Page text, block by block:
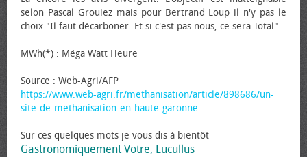
selon Pascal Grouiez mais pour Bertrand Loup il n'y pas le
choix "Il faut décarboner. Et si c'est pas nous, ce sera Total".
MWh(*) : Méga Watt Heure
Source : Web-Agri/AFP
https://www.web-agri.fr/methanisation/article/898686/un-
site-de-methanisation-en-haute-garonne
Sur ces quelques mots je vous dis à bientôt
Gastronomiquement Votre, Lucullus